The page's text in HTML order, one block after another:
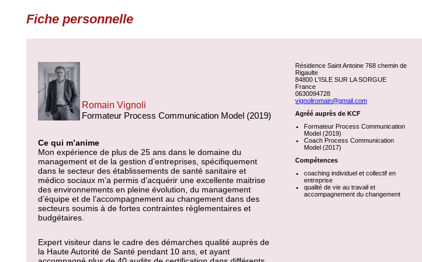
Fiche personnelle
Romain Vignoli
Formateur Process Communication Model (2019)
Ce qui m’anime
Mon expérience de plus de 25 ans dans le domaine du
management et de la gestion d’entreprises, spécifiquement
dans le secteur des établissements de santé sanitaire et
médico sociaux m’a permis d’acquérir une excellente maitrise
des environnements en pleine évolution, du management
d’équipe et de l’accompagnement au changement dans des
secteurs soumis à de fortes contraintes règlementaires et
budgétaires.
Expert visiteur dans le cadre des démarches qualité auprès de
la Haute Autorité de Santé pendant 10 ans, et ayant
Résidence Saint Antoine 768 chemin de
Rigaulte
84800 L'ISLE SUR LA SORGUE
France
0630094728
vignoliromain@gmail.com
Agréé auprès de KCF
Formateur Process Communication
Model (2019)
Coach Process Communication
Model (2017)
Compétences
coaching individuel et collectif en
entreprise
qualité de vie au travail et
accompagnement du changement